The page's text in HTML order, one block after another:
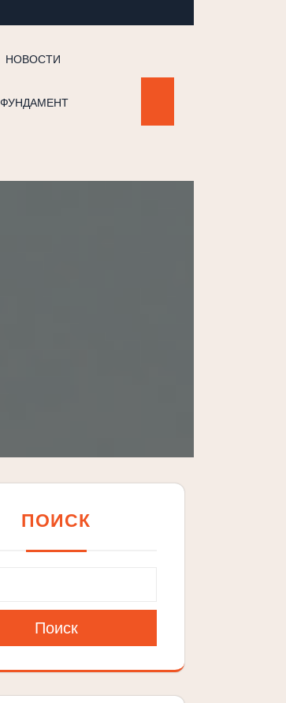
НОВОСТИ
ФУНДАМЕНТ
ПОИСК
Поиск